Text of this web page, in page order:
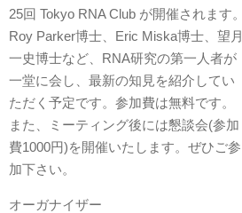
25回 Tokyo RNA Club が開催されます。
Roy Parker博士、Eric Miska博士、望月
一史博士など、RNA研究の第一人者が
一堂に会し、最新の知見を紹介してい
ただく予定です。参加費は無料です。
また、ミーティング後には懇談会(参加
費1000円)を開催いたします。ぜひご参
加下さい。
オーガナイザー